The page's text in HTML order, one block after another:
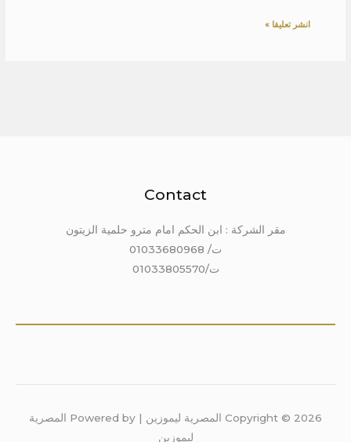
Contact
مقر الشركة : ابن الحكم امام مترو حلمية الزيتون
ت/ 01033680968
ت/01033805570
Copyright © 2026 المصرية ليموزين | Powered by المصرية
ليموزين